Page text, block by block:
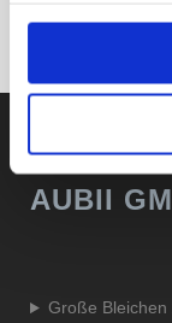
gesammelt
Unsere
ZUR
AUBII
Große Bleichen